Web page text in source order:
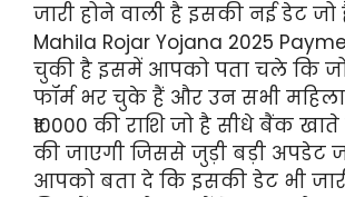
जारी होने वाली है इसकी नई डेट जो
Mahila Rojar Yojana 2025
चुकी है इसमें आपको पता चले कि जो
फॉर्म भर चुके हैं और उन सभी
₹10000 की राशि जो है सीधे बैंक
की जाएगी जिससे जुड़ी बड़ी अपडेट
आपको बता दे कि इसकी डेट भी